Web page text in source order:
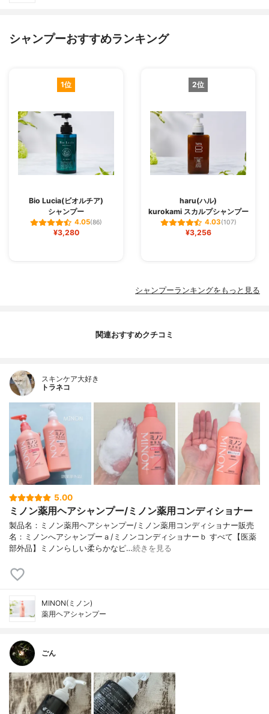
シャンプーおすすめランキング
1位
Bio Lucia(ビオルチア)
シャンプー
4.05(86)
¥3,280
2位
haru(ハル)
kurokami スカルプシャンプー
4.03(107)
¥3,256
シャンプーランキングをもっと見る
関連おすすめクチコミ
スキンケア大好き
トラネコ
5.00
ミノン薬用ヘアシャンプー/ミノン薬用コンディショナー
製品名：ミノン薬用ヘアシャンプー/ミノン薬用コンディショナー販売
名：ミノンへアシャンプーａ/ミノンコンディショナーｂ すべて【医薬
部外品】ミノンらしい柔らかなピ…続きを見る
MINON(ミノン)
薬用ヘアシャンプー
ごん